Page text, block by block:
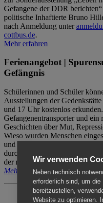
Gefangene der DDR
politische Inhaftierte Bruno
nach Anmeldung unter
cottbus.de.
Mehr erfahren
Ferienangebot |
Gefängnis
Schülerinnen und Schüler
Ausstellungen der
und 17 Uhr kostenlos
Gefangenentransporter und ein
Geschichten über Mut,
Wieso wurden Menschen
und nach der Haft? Der
durch das
der reguläre Eintritt (8€ /
Mehr erfahren
Wir verwenden
Neben technisch
erforderlich sind, um
bereitzustellen,
Website zu optimieren.